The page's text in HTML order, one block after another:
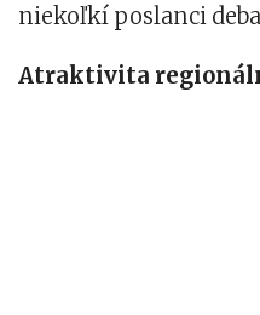
niekoľkí poslanci
Atraktivita